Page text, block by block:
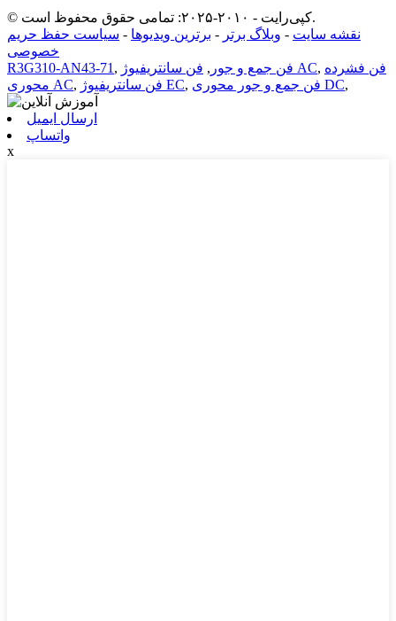
© کپی‌رایت - ۲۰۱۰-۲۰۲۵: تمامی حقوق محفوظ است.
نقشه سایت - وبلاگ برتر - برترین ویدیوها - سیاست حفظ حریم
خصوصی
R3G310-AN43-71 , فن جمع و جور , فن سانتریفیوژ AC, فن فشرده
محوری AC, فن سانتریفیوژ EC, فن جمع و جور محوری DC,
ارسال ایمیل
واتساپ
x